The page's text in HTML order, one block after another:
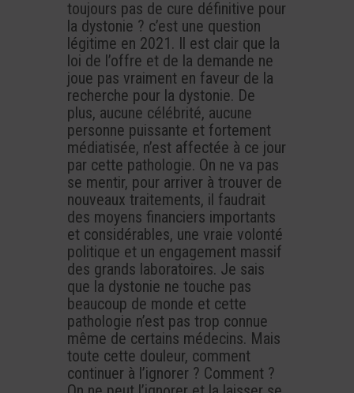
toujours pas de cure définitive pour
la dystonie ? c’est une question
légitime en 2021. Il est clair que la
loi de l’offre et de la demande ne
joue pas vraiment en faveur de la
recherche pour la dystonie. De
plus, aucune célébrité, aucune
personne puissante et fortement
médiatisée, n’est affectée à ce jour
par cette pathologie. On ne va pas
se mentir, pour arriver à trouver de
nouveaux traitements, il faudrait
des moyens financiers importants
et considérables, une vraie volonté
politique et un engagement massif
des grands laboratoires. Je sais
que la dystonie ne touche pas
beaucoup de monde et cette
pathologie n’est pas trop connue
même de certains médecins. Mais
toute cette douleur, comment
continuer à l’ignorer ? Comment ?